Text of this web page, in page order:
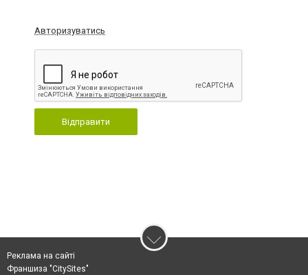
Авторизуватись
Відправити
Реклама на сайті
Франшиза "CitySites"